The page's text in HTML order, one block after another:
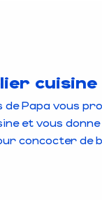
cuisine
de Papa vous
et vous
concocter de